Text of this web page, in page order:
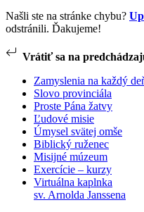
Našli ste na stránke chybu?
odstránili. Ďakujeme!
Vrátiť sa na
Zamyslenia na každý
Slovo provinciála
Proste Pána žatvy
Ľudové misie
Úmysel svätej omše
Biblický ruženec
Misijné múzeum
Exercície – kurzy
Virtuálna kaplnka
sv. Arnolda Janssena